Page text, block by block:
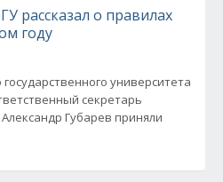
рассказал о правилах
году
университета
секретарь
Губарев приняли